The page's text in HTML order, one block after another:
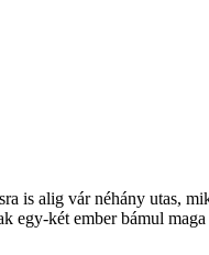
is alig vár néhány utas,
két ember bámul